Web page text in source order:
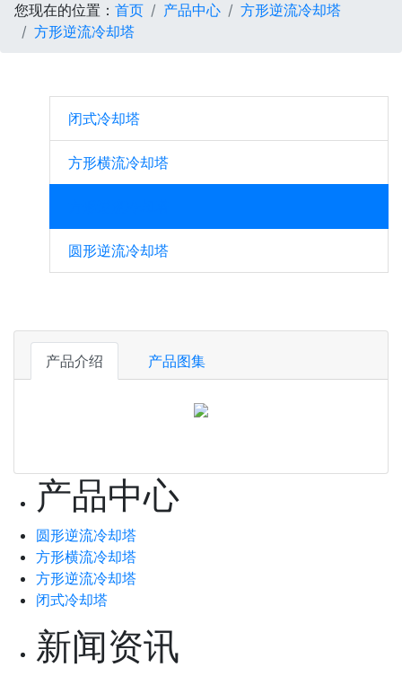
您现在的位置： 首页 产品中心
方形逆流冷却塔
方形逆流冷却塔
闭式冷却塔
方形横流冷却塔
圆形逆流冷却塔
产品介绍 产品图集
产品中心
圆形逆流冷却塔
方形横流冷却塔
方形逆流冷却塔
闭式冷却塔
新闻资讯